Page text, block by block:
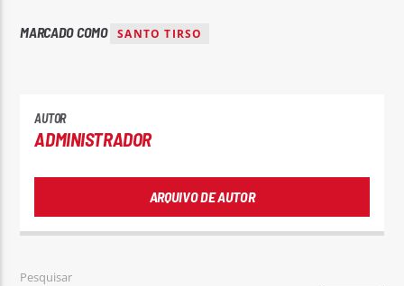
MARCADO COMO SANTO TIRSO
AUTOR
ADMINISTRADOR
ARQUIVO DE AUTOR
Pesquisar